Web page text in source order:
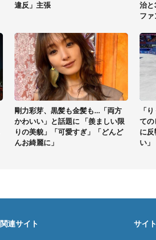
違反」主張
治と
フ
剛力彩芽、黒髪も金髪も...「両方
かわいい」と話題に 「羨ましい限
りの美貌」「可愛すぎ」「どんど
んお綺麗に」
「
ての
に
い」
関連サイト サイ